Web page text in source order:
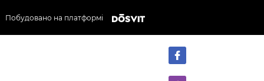
Побудовано на платформі